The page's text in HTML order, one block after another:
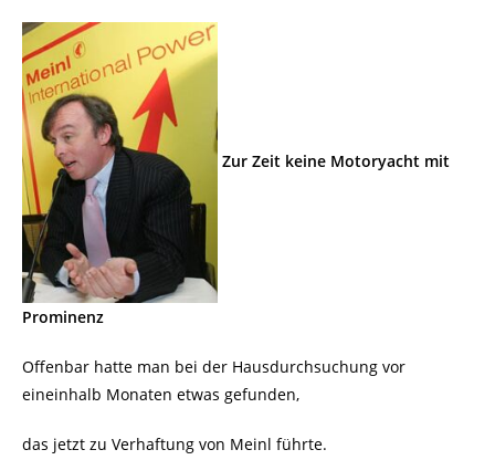
Zur Zeit keine Motoryacht mit
Prominenz
Offenbar hatte man bei der Hausdurchsuchung vor
eineinhalb Monaten etwas gefunden,
das jetzt zu Verhaftung von Meinl führte.